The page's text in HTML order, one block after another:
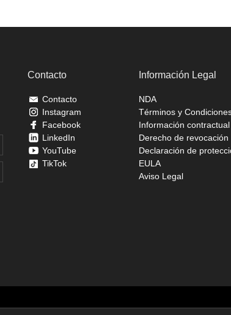
Contacto
Contacto
Instagram
Facebook
LinkedIn
YouTube
TikTok
Información Legal
NDA
Términos y
Información contractual
Derecho de revocación
Declaración de
EULA
Aviso Legal